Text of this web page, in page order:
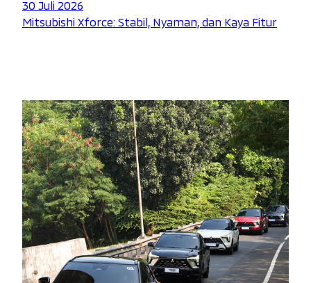
30 Juli 2026
Mitsubishi Xforce: Stabil, Nyaman, dan Kaya Fitur